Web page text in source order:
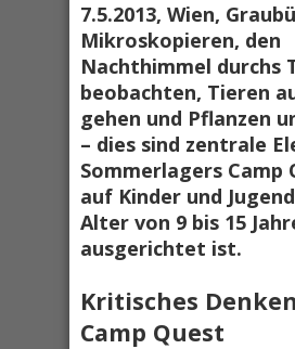
7.5.2013, Wien,
Mikroskopieren, den
Nachthimmel durchs
beobachten, Tieren
gehen und Pflanzen
– dies sind zentrale
Sommerlagers Camp
auf Kinder und
Alter von 9 bis 15
ausgerichtet ist.
Kritisches
Camp Quest